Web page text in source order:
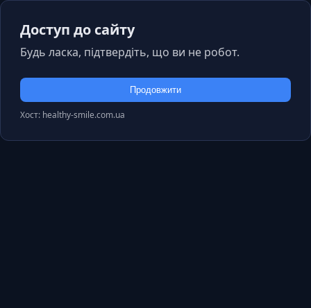
Доступ до сайту
Будь ласка, підтвердіть, що ви не робот.
Продовжити
Хост: healthy-smile.com.ua